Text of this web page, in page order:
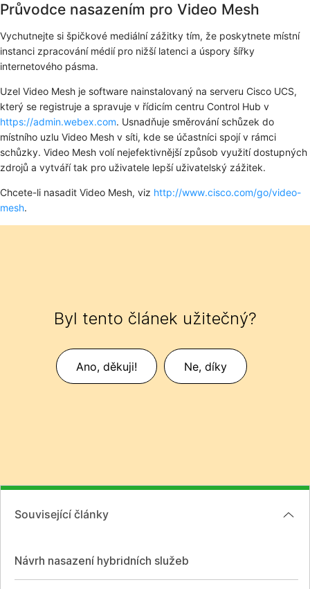
Průvodce nasazením pro Video Mesh
Vychutnejte si špičkové mediální zážitky tím, že poskytnete místní
instanci zpracování médií pro nižší latenci a úspory šířky
internetového pásma.
Uzel Video Mesh je software nainstalovaný na serveru Cisco UCS,
který se registruje a spravuje v řídicím centru Control Hub v
https://admin.webex.com. Usnadňuje směrování schůzek do
místního uzlu Video Mesh v síti, kde se účastníci spojí v rámci
schůzky. Video Mesh volí nejefektivnější způsob využití dostupných
zdrojů a vytváří tak pro uživatele lepší uživatelský zážitek.
Chcete-li nasadit Video Mesh, viz http://www.cisco.com/go/video-
mesh.
Byl tento článek užitečný?
Ano, děkuji! Ne, díky
Související články
Návrh nasazení hybridních služeb